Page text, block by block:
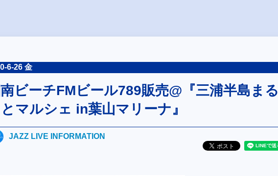
6-26 金
ビーチFMビール789販売@『三浦半島まる
マルシェ in葉山マリーナ』
JAZZ LIVE INFORMATION